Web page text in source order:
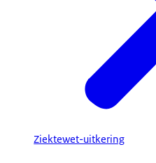
Ziektewet-uitkering